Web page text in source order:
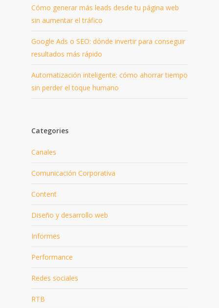
Cómo generar más leads desde tu página web
sin aumentar el tráfico
Google Ads o SEO: dónde invertir para conseguir
resultados más rápido
Automatización inteligente: cómo ahorrar tiempo
sin perder el toque humano
Categories
Canales
Comunicación Corporativa
Content
Diseño y desarrollo web
Informes
Performance
Redes sociales
RTB